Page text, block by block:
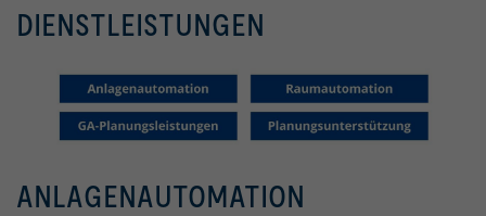
DIENSTLEISTUNGEN
ANLAGENAUTOMATION